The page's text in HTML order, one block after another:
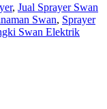
, Jual Sprayer Swan
Swan, Sprayer
Swan Elektrik